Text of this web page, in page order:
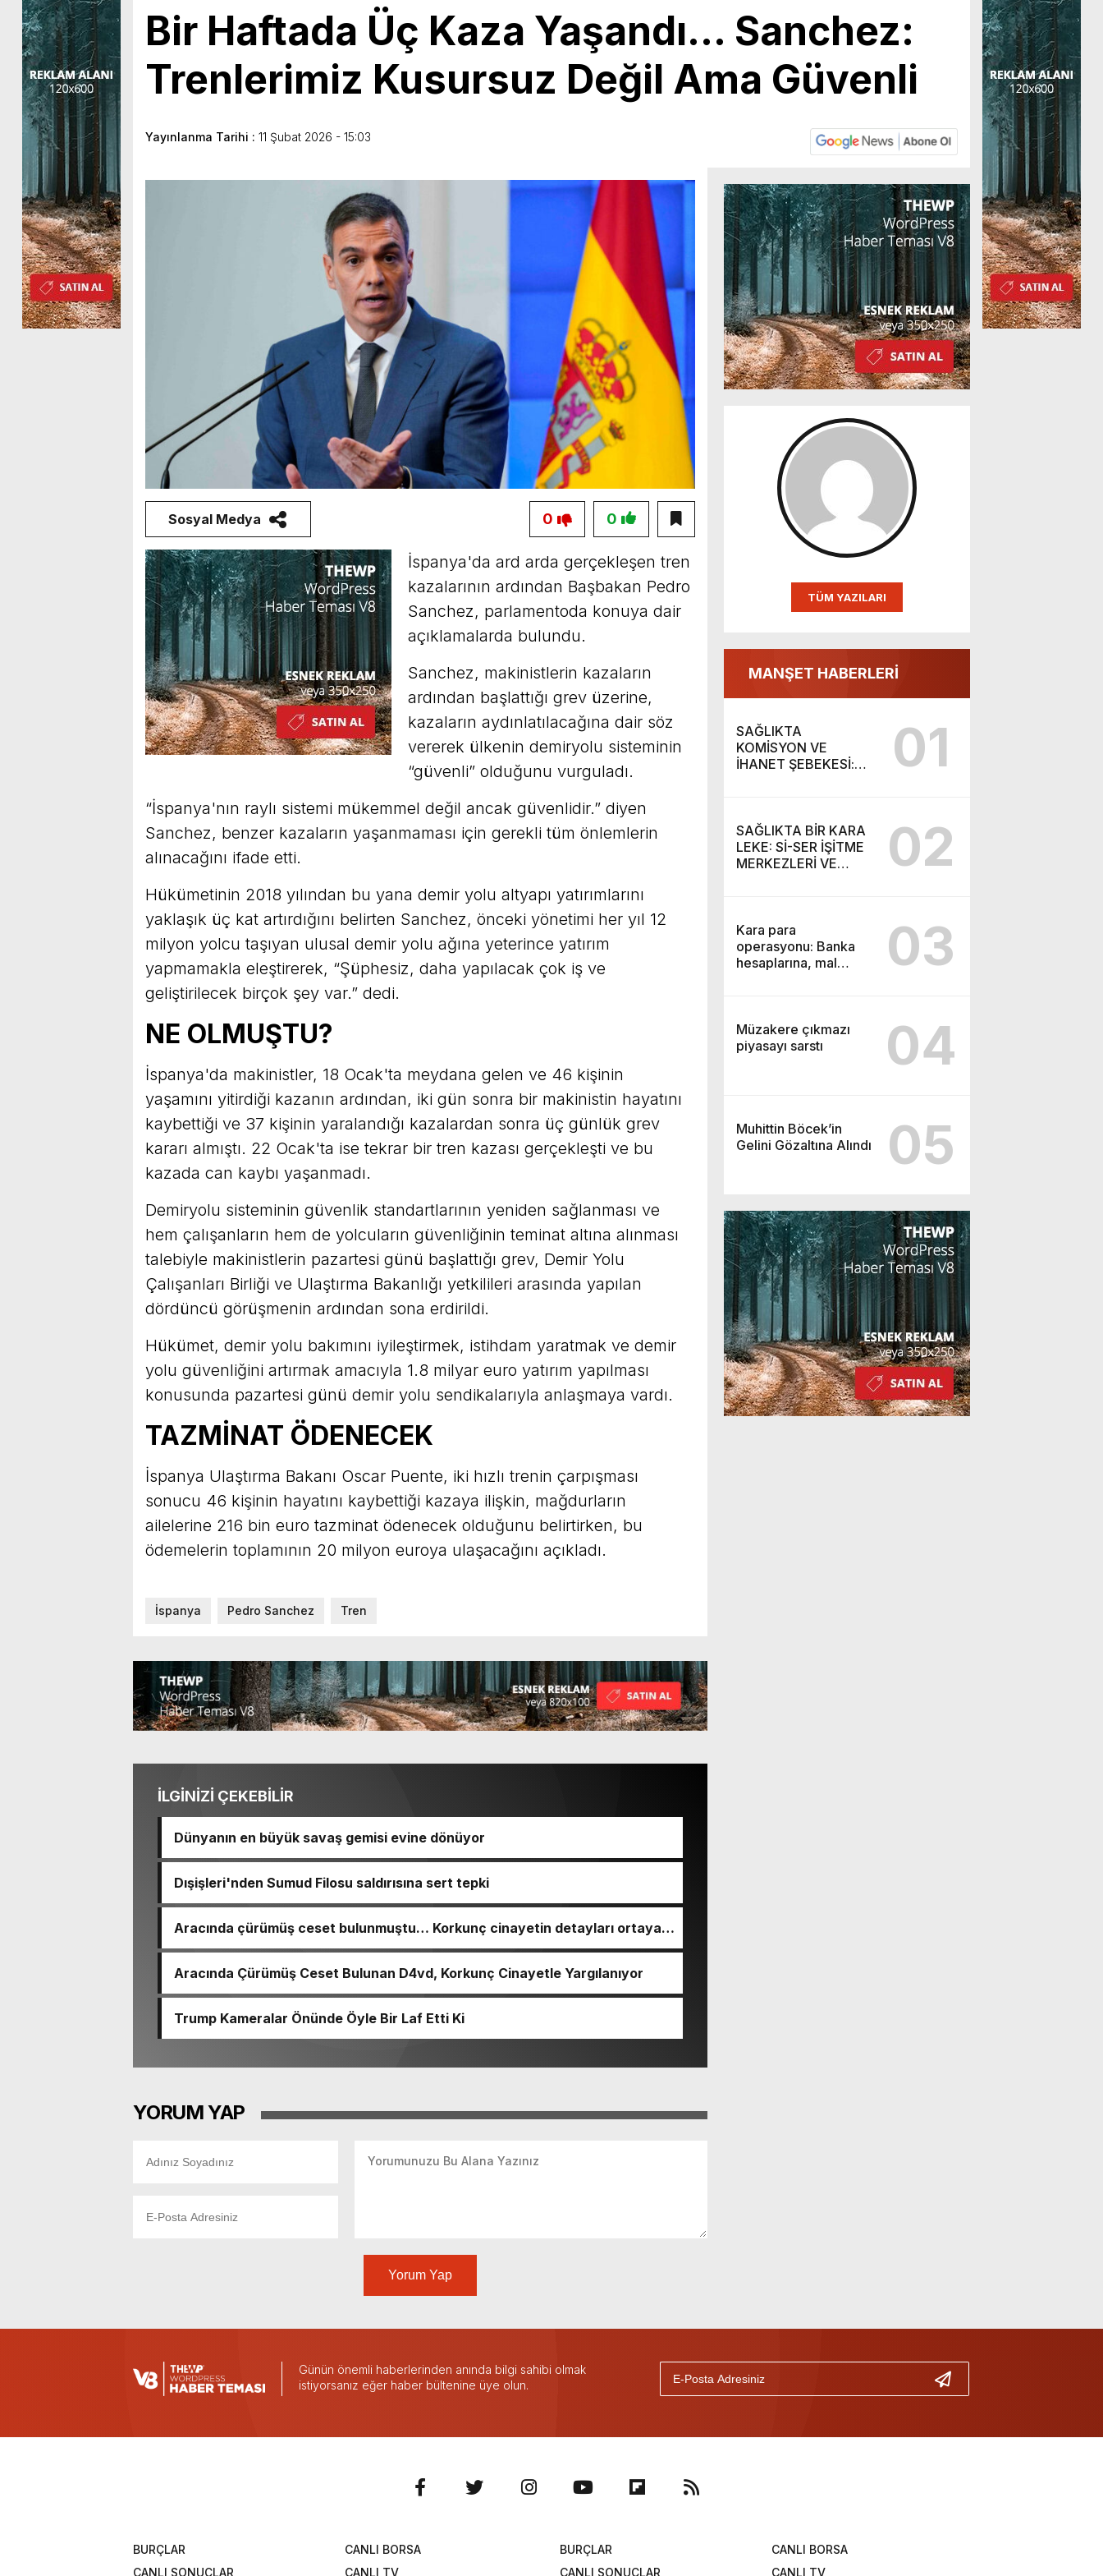
Bir Haftada Üç Kaza Yaşandı… Sanchez:
Trenlerimiz Kusursuz Değil Ama Güvenli
Yayınlanma Tarihi : 11 Şubat 2026 - 15:03
TÜM YAZILARI
MANŞET HABERLERİ
SAĞLIKTA
KOMİSYON VE
İHANET ŞEBEKESİ:
VURGUNU!
01
SAĞLIKTA BİR KARA
LEKE: Sİ-SER İŞİTME
MERKEZLERİ VE
02
Kara para
operasyonu: Banka
hesaplarına, mal
03
Müzakere çıkmazı
piyasayı sarstı
04
Muhittin Böcek’in
Gelini Gözaltına Alındı
05
Sosyal Medya 0
0
İspanya'da ard arda gerçekleşen tren
kazalarının ardından Başbakan Pedro
Sanchez, parlamentoda konuya dair
açıklamalarda bulundu.
Sanchez, makinistlerin kazaların
ardından başlattığı grev üzerine,
kazaların aydınlatılacağına dair söz
vererek ülkenin demiryolu sisteminin
“güvenli” olduğunu vurguladı.
“İspanya'nın raylı sistemi mükemmel değil ancak güvenlidir.” diyen
Sanchez, benzer kazaların yaşanmaması için gerekli tüm önlemlerin
alınacağını ifade etti.
Hükümetinin 2018 yılından bu yana demir yolu altyapı yatırımlarını
yaklaşık üç kat artırdığını belirten Sanchez, önceki yönetimi her yıl 12
milyon yolcu taşıyan ulusal demir yolu ağına yeterince yatırım
yapmamakla eleştirerek, “Şüphesiz, daha yapılacak çok iş ve
geliştirilecek birçok şey var.” dedi.
NE OLMUŞTU?
İspanya'da makinistler, 18 Ocak'ta meydana gelen ve 46 kişinin
yaşamını yitirdiği kazanın ardından, iki gün sonra bir makinistin hayatını
kaybettiği ve 37 kişinin yaralandığı kazalardan sonra üç günlük grev
kararı almıştı. 22 Ocak'ta ise tekrar bir tren kazası gerçekleşti ve bu
kazada can kaybı yaşanmadı.
Demiryolu sisteminin güvenlik standartlarının yeniden sağlanması ve
hem çalışanların hem de yolcuların güvenliğinin teminat altına alınması
talebiyle makinistlerin pazartesi günü başlattığı grev, Demir Yolu
Çalışanları Birliği ve Ulaştırma Bakanlığı yetkilileri arasında yapılan
dördüncü görüşmenin ardından sona erdirildi.
Hükümet, demir yolu bakımını iyileştirmek, istihdam yaratmak ve demir
yolu güvenliğini artırmak amacıyla 1.8 milyar euro yatırım yapılması
konusunda pazartesi günü demir yolu sendikalarıyla anlaşmaya vardı.
TAZMİNAT ÖDENECEK
İspanya Ulaştırma Bakanı Oscar Puente, iki hızlı trenin çarpışması
sonucu 46 kişinin hayatını kaybettiği kazaya ilişkin, mağdurların
ailelerine 216 bin euro tazminat ödenecek olduğunu belirtirken, bu
ödemelerin toplamının 20 milyon euroya ulaşacağını açıkladı.
İspanya Pedro Sanchez Tren
İLGİNİZİ ÇEKEBİLİR
Dünyanın en büyük savaş gemisi evine dönüyor
Dışişleri'nden Sumud Filosu saldırısına sert tepki
Aracında çürümüş ceset bulunmuştu… Korkunç cinayetin detayları ortaya
çıktı
Aracında Çürümüş Ceset Bulunan D4vd, Korkunç Cinayetle Yargılanıyor
Trump Kameralar Önünde Öyle Bir Laf Etti Ki
YORUM YAP
Yorum Yap
Günün önemli haberlerinden anında bilgi sahibi olmak
istiyorsanız eğer haber bültenine üye olun.
BURÇLAR
CANLI BORSA
CANLI SONUÇLAR
CANLI TV
BURÇLAR
CANLI BORSA
CANLI SONUÇLAR
CANLI TV